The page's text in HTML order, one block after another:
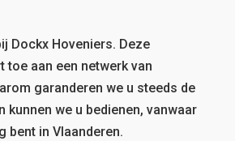
Dockx Hoveniers. Deze
toe aan een netwerk van
garanderen we u steeds de
kunnen we u bedienen, vanwaar
bent in Vlaanderen.